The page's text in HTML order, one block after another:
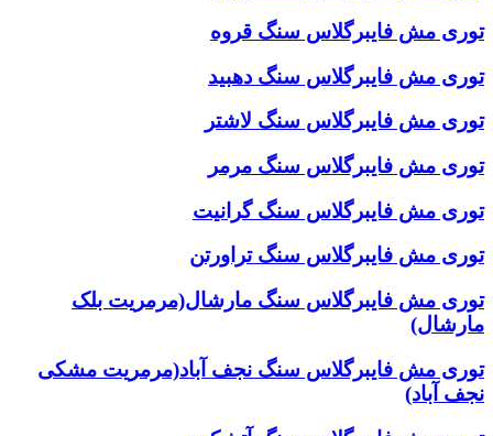
توری مش فایبرگلاس سنگ قروه
توری مش فایبرگلاس سنگ دهبید
توری مش فایبرگلاس سنگ لاشتر
توری مش فایبرگلاس سنگ مرمر
توری مش فایبرگلاس سنگ گرانیت
توری مش فایبرگلاس سنگ تراورتن
توری مش فایبرگلاس سنگ مارشال(مرمریت بلک
مارشال)
توری مش فایبرگلاس سنگ نجف آباد(مرمریت مشکی
نجف آباد)